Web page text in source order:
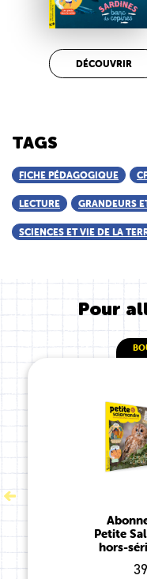
DÉCOUVRIR
TAGS
FICHE PÉDAGOGIQUE
LECTURE GRANDEURS
SCIENCES ET VIE DE LA
Pour
Petite
hors-